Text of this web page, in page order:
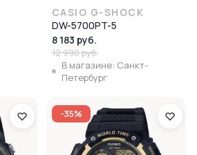
CASIO G-SHOCK
DW-5700PT-5
8 183 руб.
12 990 руб.
В магазине: Санкт-
Петербург
-35%